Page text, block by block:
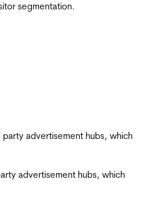
segmentation.
advertisement hubs, which
advertisement hubs, which